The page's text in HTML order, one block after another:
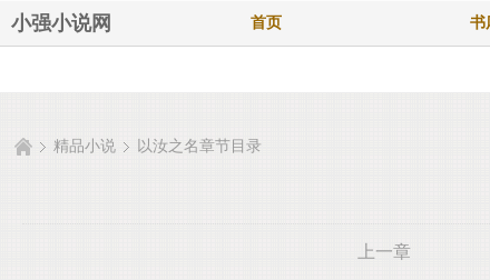
小强小说网 首页 书
精品小说 以汝之名章节目录
上一章